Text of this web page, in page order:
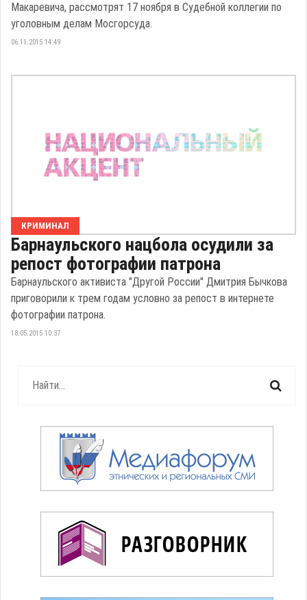
Макаревича, рассмотрят 17 ноября в Судебной коллегии по
уголовным делам Мосгорсуда.
06.11.2015 14:49
КРИМИНАЛ
Барнаульского нацбола осудили за
репост фотографии патрона
Барнаульского активиста "Другой России" Дмитрия Бычкова
приговорили к трем годам условно за репост в интернете
фотографии патрона.
18.05.2015 10:37